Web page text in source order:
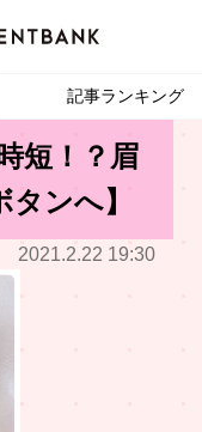
記事ランキング
短！？眉
ンへ】
2021.2.22 19:30